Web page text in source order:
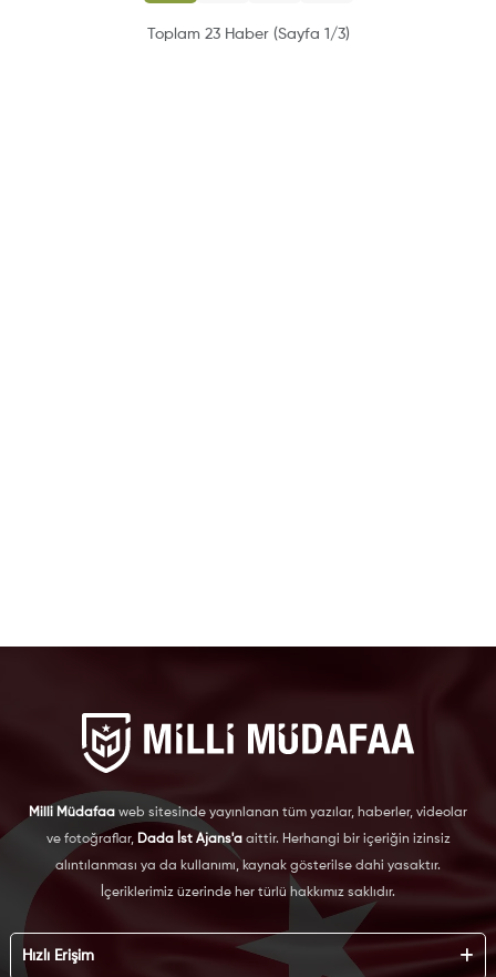
Toplam 23 Haber (Sayfa 1/3)
Milli Müdafaa web sitesinde yayınlanan tüm yazılar, haberler, videolar
ve fotoğraflar, Dada İst Ajans'aaittir. Herhangi bir içeriğin izinsiz
alıntılanması ya da kullanımı, kaynak gösterilse dahi yasaktır.
İçeriklerimiz üzerinde her türlü hakkımız saklıdır.
Hızlı Erişim